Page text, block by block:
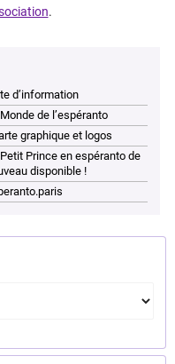
.
d’information
de l’espéranto
graphique et logos
Prince en espéranto de
disponible !